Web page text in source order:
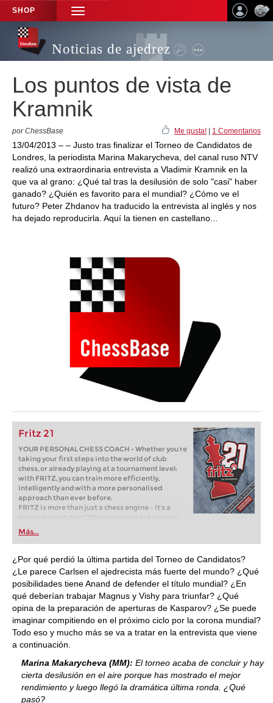
SHOP
TOGGLE
NAVIGATION
Noticias de ajedrez
Los puntos de vista de
Kramnik
por ChessBase Me gusta! 1 Comentarios
13/04/2013 – – Justo tras finalizar el Torneo de Candidatos de
Londres, la periodista Marina Makarycheva, del canal ruso NTV
realizó una extraordinaria entrevista a Vladimir Kramnik en la
que va al grano: ¿Qué tal tras la desilusión de solo "casi" haber
ganado? ¿Quién es favorito para el mundial? ¿Cómo ve el
futuro? Peter Zhdanov ha traducido la entrevista al inglés y nos
ha dejado reproducirla. Aquí la tienen en castellano...
Fritz 21
YOUR PERSONAL CHESS COACH - Whether you’re
taking your first steps into the world of club
chess, or already playing at a tournament level:
with FRITZ, you can train more efficiently,
intelligently and with a more personalised
approach than ever before.
FRITZ is more than just a chess engine – it’s a
training revolution! Whether you’re taking your
first steps into the world of club chess, or already
playing at a tournament level: with FRITZ, you can
train more efficiently, intelligently and with a
more personalised approach than ever before.
Más...
¿Por qué perdió la última partida del Torneo de Candidatos?
¿Le parece Carlsen el ajedrecista más fuerte del mundo? ¿Qué
posibilidades tiene Anand de defender el título mundial? ¿En
qué deberían trabajar Magnus y Vishy para triunfar? ¿Qué
opina de la preparación de aperturas de Kasparov? ¿Se puede
imaginar compitiendo en el próximo ciclo por la corona mundial?
Todo eso y mucho más se va a tratar en la entrevista que viene
a continuación.
Marina Makarycheva (MM): El torneo acaba de concluir y hay
cierta desilusión en el aire porque has mostrado el mejor
rendimiento y luego llegó la dramática última ronda. ¿Qué
pasó?